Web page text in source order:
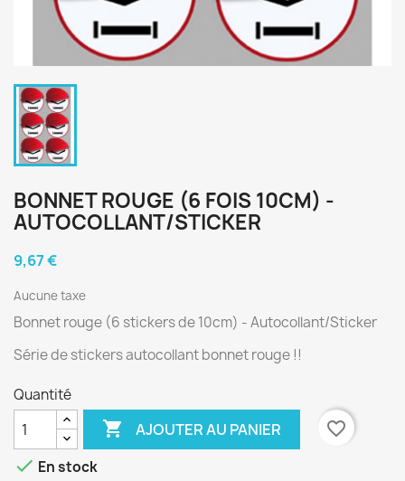
BONNET ROUGE (6 FOIS 10CM) -
AUTOCOLLANT/STICKER
9,67 €
Aucune taxe
Bonnet rouge (6 stickers de 10cm) - Autocollant/Sticker
Série de stickers autocollant bonnet rouge !!
Quantité
 AJOUTER AU PANIER
favorite_border
 En stock